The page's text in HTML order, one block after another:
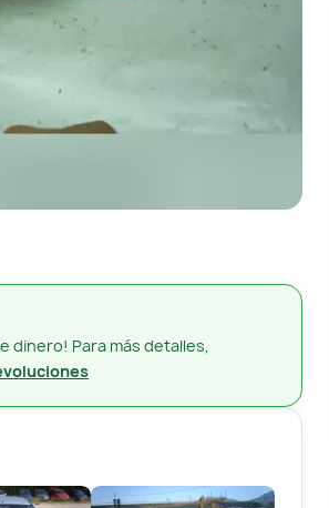
dinero! Para más detalles,